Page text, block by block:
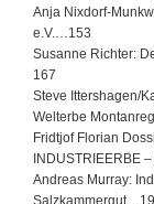
Anja Nixdorf-
e.V.…153
Susanne Richter:
167
Steve Ittershagen/
Welterbe
Fridtjof Florian
INDUSTRIEERBE
Andreas Murray: